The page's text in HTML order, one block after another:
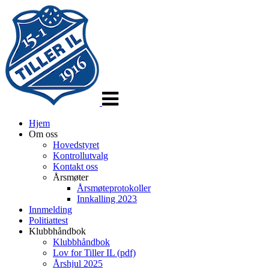
Hjem
Om oss
Hovedstyret
Kontrollutvalg
Kontakt oss
Årsmøter
Årsmøteprotokoller
Innkalling 2023
Innmelding
Politiattest
Klubbhåndbok
Klubbhåndbok
Lov for Tiller IL (pdf)
Årshjul 2025